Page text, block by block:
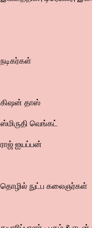
நடிகர்கள்
கிஷன் தாஸ்
ஸ்மிருதி வெங்கட்
ராஜ் ஐயப்பன்
தொழில் நுட்ப கலைஞர்கள்